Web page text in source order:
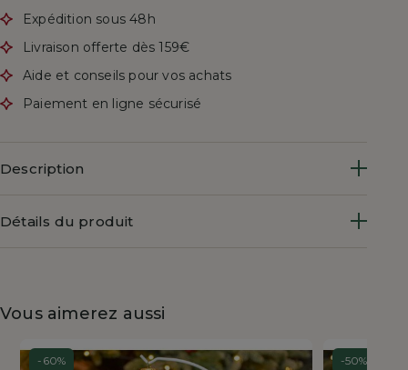
Expédition sous 48h
Livraison offerte dès 159€
Aide et conseils pour vos achats
Paiement en ligne sécurisé
Description
Détails du produit
Vous aimerez aussi
-60% -50%